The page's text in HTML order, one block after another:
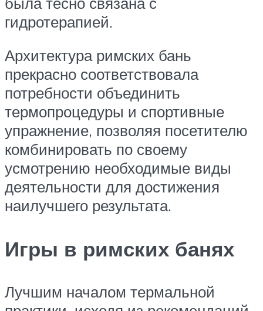
гидротерапией.
Архитектура римских бань
прекрасно соответствовала
потребности объединить
термопроцедуры и спортивные
упражнение, позволяя посетителю
комбинировать по своему
усмотрению необходимые виды
деятельности для достижения
наилучшего результата.
Игры в римских банях
Лучшим началом термальной